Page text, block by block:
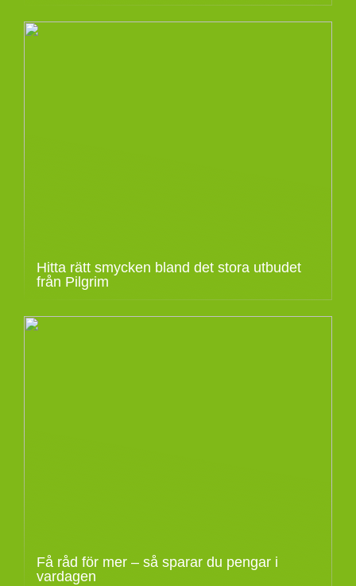
Hitta rätt smycken bland det stora utbudet
från Pilgrim
Få råd för mer – så sparar du pengar i
vardagen